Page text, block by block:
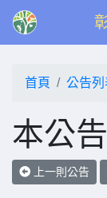
首頁 公告列
本公
上一則公告